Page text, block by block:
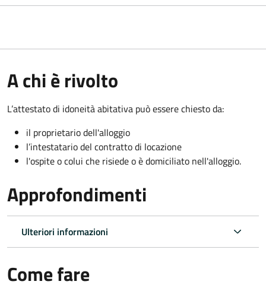
A chi è rivolto
L’attestato di idoneità abitativa può essere chiesto da:
il proprietario dell'alloggio
l’intestatario del contratto di locazione
l'ospite o colui che risiede o è domiciliato nell'alloggio.
Approfondimenti
Ulteriori informazioni
Come fare